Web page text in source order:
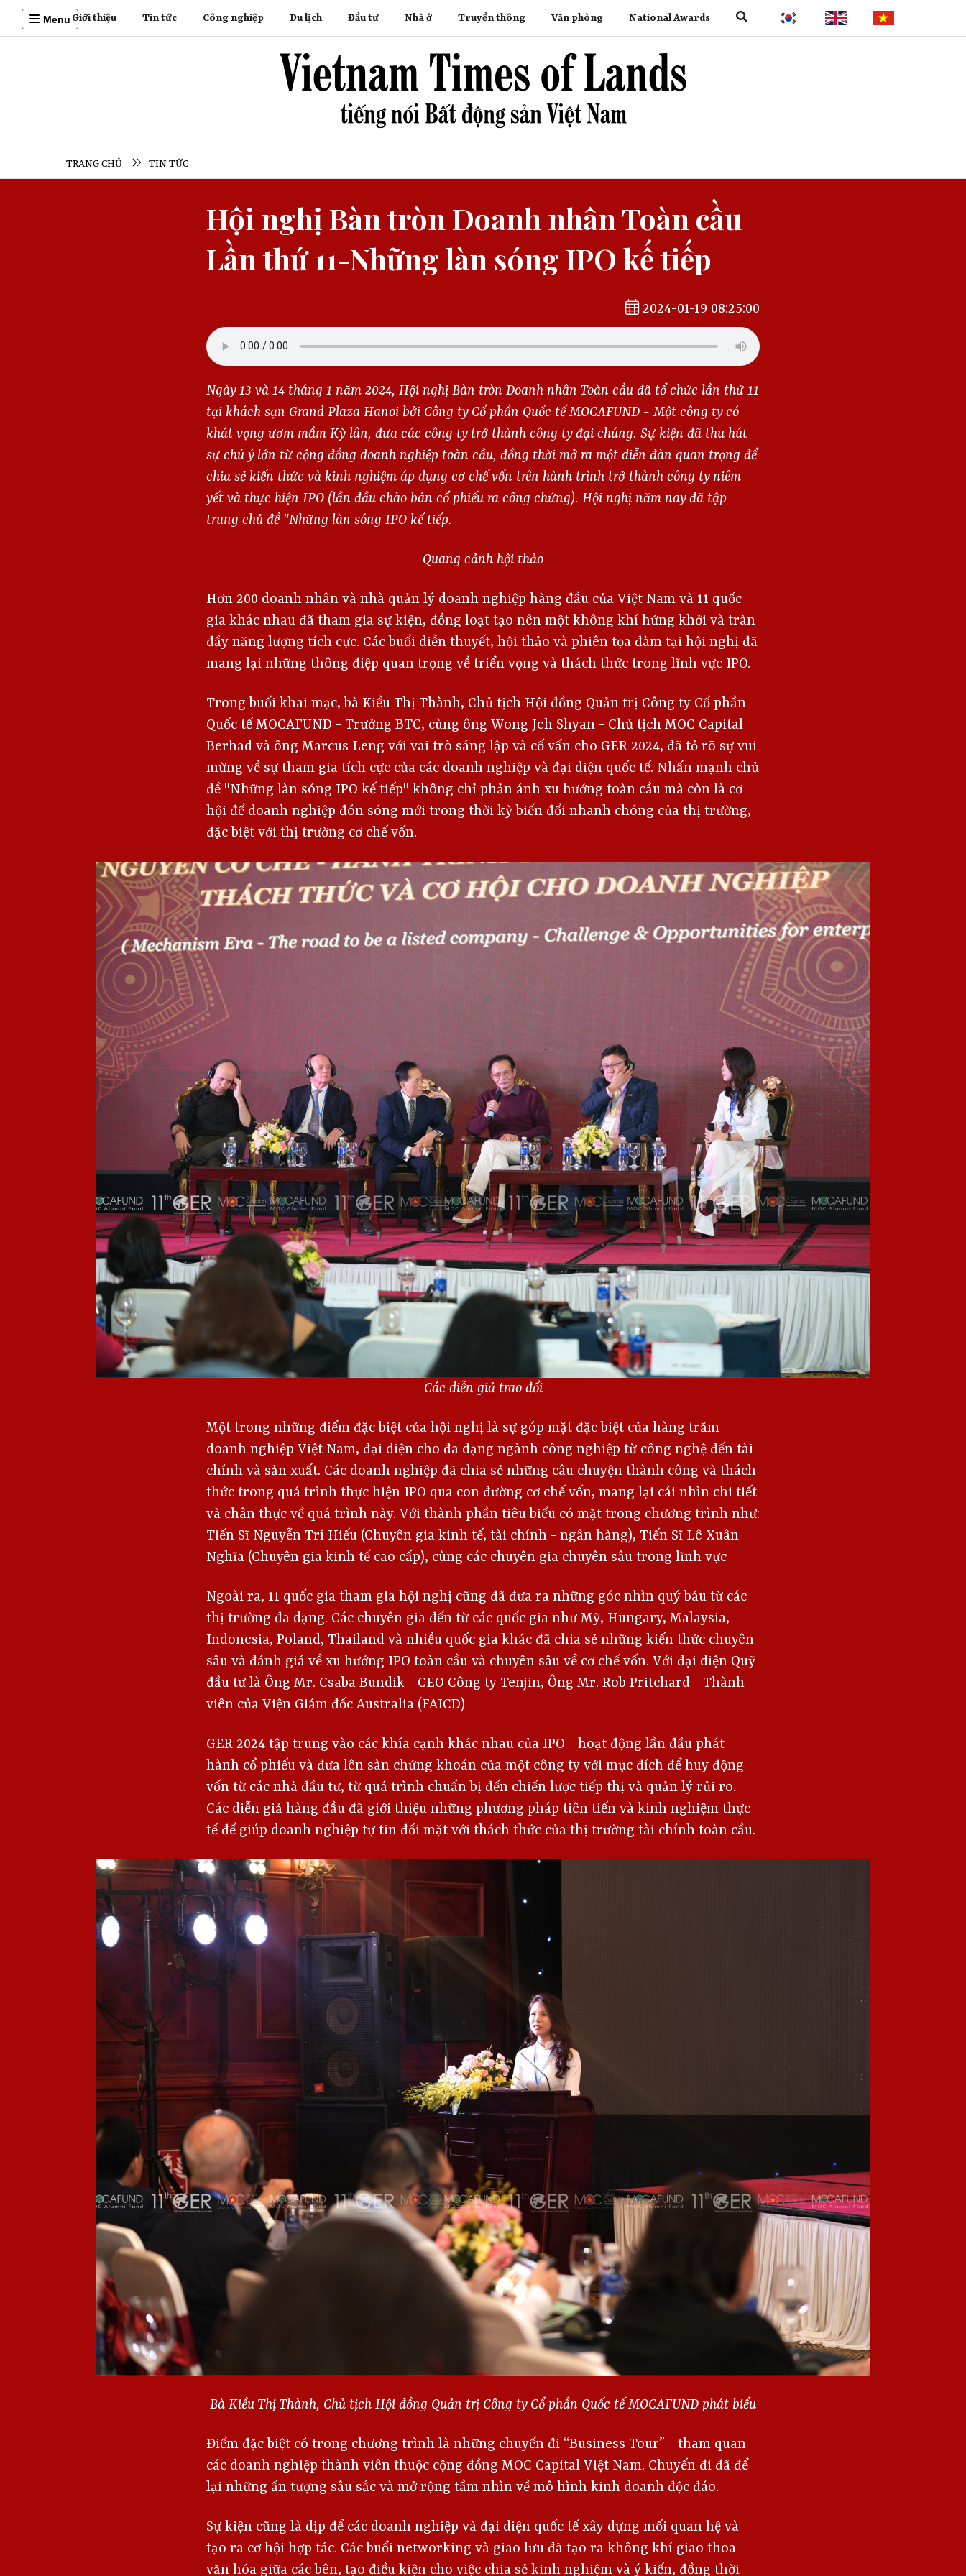
Menu Giới thiệu Tin tức Công nghiệp Du lịch Đầu tư Nhà ở Truyền thông Văn phòng National Awards
TRANG CHỦ TIN TỨC
Hội nghị Bàn tròn Doanh nhân Toàn cầu
Lần thứ 11-Những làn sóng IPO kế tiếp
2024-01-19 08:25:00
Ngày 13 và 14 tháng 1 năm 2024, Hội nghị Bàn tròn Doanh nhân Toàn cầu đã tổ chức lần thứ 11
tại khách sạn Grand Plaza Hanoi bởi Công ty Cổ phần Quốc tế MOCAFUND - Một công ty có
khát vọng ươm mầm Kỳ lân, đưa các công ty trở thành công ty đại chúng. Sự kiện đã thu hút
sự chú ý lớn từ cộng đồng doanh nghiệp toàn cầu, đồng thời mở ra một diễn đàn quan trọng để
chia sẻ kiến thức và kinh nghiệm áp dụng cơ chế vốn trên hành trình trở thành công ty niêm
yết và thực hiện IPO (lần đầu chào bán cổ phiếu ra công chứng). Hội nghị năm nay đã tập
trung chủ đề "Những làn sóng IPO kế tiếp.
Quang cảnh hội thảo
Hơn 200 doanh nhân và nhà quản lý doanh nghiệp hàng đầu của Việt Nam và 11 quốc
gia khác nhau đã tham gia sự kiện, đồng loạt tạo nên một không khí hứng khởi và tràn
đầy năng lượng tích cực. Các buổi diễn thuyết, hội thảo và phiên tọa đàm tại hội nghị đã
mang lại những thông điệp quan trọng về triển vọng và thách thức trong lĩnh vực IPO.
Trong buổi khai mạc, bà Kiều Thị Thành, Chủ tịch Hội đồng Quản trị Công ty Cổ phần
Quốc tế MOCAFUND - Trưởng BTC, cùng ông Wong Jeh Shyan - Chủ tịch MOC Capital
Berhad và ông Marcus Leng với vai trò sáng lập và cố vấn cho GER 2024, đã tỏ rõ sự vui
mừng về sự tham gia tích cực của các doanh nghiệp và đại diện quốc tế. Nhấn mạnh chủ
đề "Những làn sóng IPO kế tiếp" không chỉ phản ánh xu hướng toàn cầu mà còn là cơ
hội để doanh nghiệp đón sóng mới trong thời kỳ biến đổi nhanh chóng của thị trường,
đặc biệt với thị trường cơ chế vốn.
Các diễn giả trao đổi
Một trong những điểm đặc biệt của hội nghị là sự góp mặt đặc biệt của hàng trăm
doanh nghiệp Việt Nam, đại diện cho đa dạng ngành công nghiệp từ công nghệ đến tài
chính và sản xuất. Các doanh nghiệp đã chia sẻ những câu chuyện thành công và thách
thức trong quá trình thực hiện IPO qua con đường cơ chế vốn, mang lại cái nhìn chi tiết
và chân thực về quá trình này. Với thành phần tiêu biểu có mặt trong chương trình như:
Tiến Sĩ Nguyễn Trí Hiếu (Chuyên gia kinh tế, tài chính - ngân hàng), Tiến Sĩ Lê Xuân
Nghĩa (Chuyên gia kinh tế cao cấp), cùng các chuyên gia chuyên sâu trong lĩnh vực
Ngoài ra, 11 quốc gia tham gia hội nghị cũng đã đưa ra những góc nhìn quý báu từ các
thị trường đa dạng. Các chuyên gia đến từ các quốc gia như Mỹ, Hungary, Malaysia,
Indonesia, Poland, Thailand và nhiều quốc gia khác đã chia sẻ những kiến thức chuyên
sâu và đánh giá về xu hướng IPO toàn cầu và chuyên sâu về cơ chế vốn. Với đại diện Quỹ
đầu tư là Ông Mr. Csaba Bundik - CEO Công ty Tenjin, Ông Mr. Rob Pritchard - Thành
viên của Viện Giám đốc Australia (FAICD)
GER 2024 tập trung vào các khía cạnh khác nhau của IPO - hoạt động lần đầu phát
hành cổ phiếu và đưa lên sàn chứng khoán của một công ty với mục đích để huy động
vốn từ các nhà đầu tư, từ quá trình chuẩn bị đến chiến lược tiếp thị và quản lý rủi ro.
Các diễn giả hàng đầu đã giới thiệu những phương pháp tiên tiến và kinh nghiệm thực
tế để giúp doanh nghiệp tự tin đối mặt với thách thức của thị trường tài chính toàn cầu.
Bà Kiều Thị Thành, Chủ tịch Hội đồng Quản trị Công ty Cổ phần Quốc tế MOCAFUND phát biểu
Điểm đặc biệt có trong chương trình là những chuyến đi “Business Tour” - tham quan
các doanh nghiệp thành viên thuộc cộng đồng MOC Capital Việt Nam. Chuyến đi đã để
lại những ấn tượng sâu sắc và mở rộng tầm nhìn về mô hình kinh doanh độc đáo.
Sự kiện cũng là dịp để các doanh nghiệp và đại diện quốc tế xây dựng mối quan hệ và
tạo ra cơ hội hợp tác. Các buổi networking và giao lưu đã tạo ra không khí giao thoa
văn hóa giữa các bên, tạo điều kiện cho việc chia sẻ kinh nghiệm và ý kiến, đồng thời